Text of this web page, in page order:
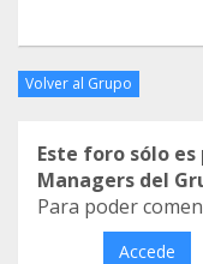
Volver al Grupo
Este foro sólo
Managers del
Para poder
Accede